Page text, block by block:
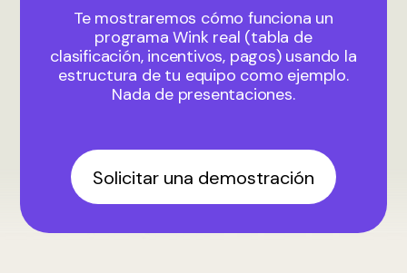
Te mostraremos cómo funciona un
programa Wink real (tabla de
clasificación, incentivos, pagos) usando la
estructura de tu equipo como ejemplo.
Nada de presentaciones.
Solicitar una demostración